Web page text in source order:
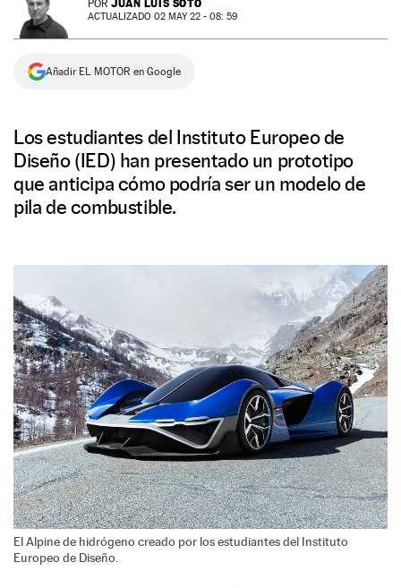
NEWSLETTER
SÍGUENOS
POR JUAN LUIS SOTO
ACTUALIZADO 02 MAY 22 - 08: 59
Añadir EL MOTOR en Google
Los estudiantes del Instituto Europeo de
Diseño (IED) han presentado un prototipo
que anticipa cómo podría ser un modelo de
pila de combustible.
El Alpine de hidrógeno creado por los estudiantes del Instituto
Europeo de Diseño.